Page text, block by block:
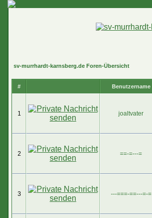
sv-murrhardt-karnsberg.de Foren-Übersicht
# Benutzername
1 joaltvater
2 ==-=---=
3 ---===-==---=-=